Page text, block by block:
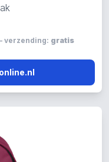
verzending: gratis